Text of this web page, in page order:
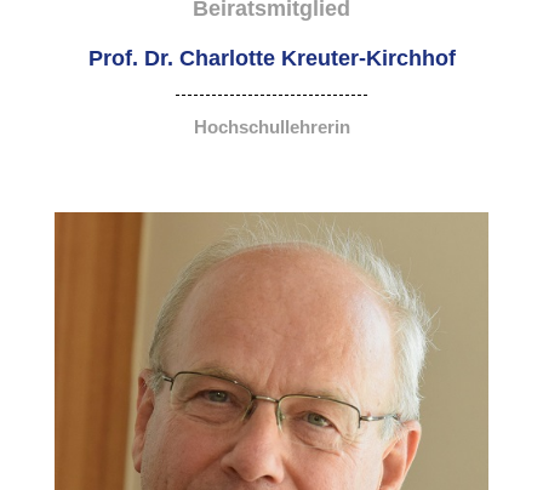
Beiratsmitglied
Prof. Dr. Charlotte Kreuter-Kirchhof
Hochschullehrerin